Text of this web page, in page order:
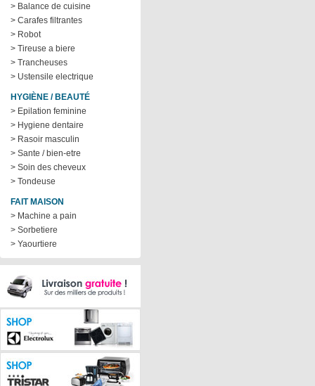
> Balance de cuisine
> Carafes filtrantes
> Robot
> Tireuse a biere
> Trancheuses
> Ustensile electrique
HYGIÈNE / BEAUTÉ
> Epilation feminine
> Hygiene dentaire
> Rasoir masculin
> Sante / bien-etre
> Soin des cheveux
> Tondeuse
FAIT MAISON
> Machine a pain
> Sorbetiere
> Yaourtiere